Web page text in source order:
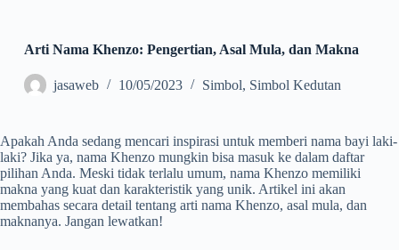
Arti Nama Khenzo: Pengertian, Asal Mula, dan Makna
jasaweb 10/05/2023 Simbol, Simbol Kedutan
Apakah Anda sedang mencari inspirasi untuk memberi nama bayi laki-
laki? Jika ya, nama Khenzo mungkin bisa masuk ke dalam daftar
pilihan Anda. Meski tidak terlalu umum, nama Khenzo memiliki
makna yang kuat dan karakteristik yang unik. Artikel ini akan
membahas secara detail tentang arti nama Khenzo, asal mula, dan
maknanya. Jangan lewatkan!